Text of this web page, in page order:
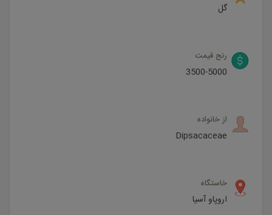
گل
رنج قیمت
3500-5000
از خانواده
Dipsacaceae
خاستگاه
اروپاو آسیا